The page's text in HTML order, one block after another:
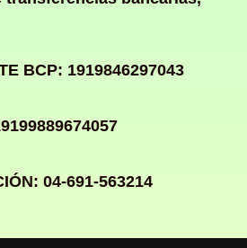
BCP: 1919846297043
04-691-563214